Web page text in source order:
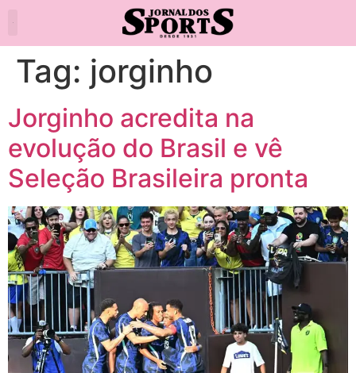
Tag: jorginho
Jorginho acredita na
evolução do Brasil e vê
Seleção Brasileira pronta